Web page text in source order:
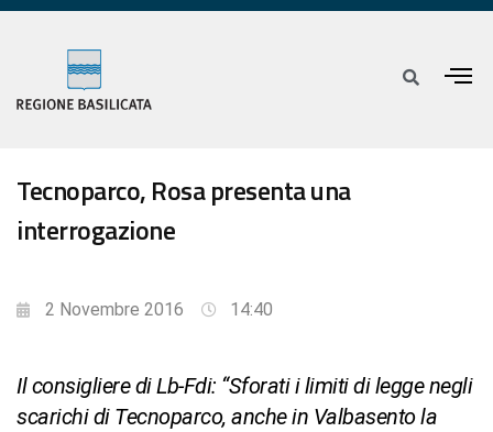
Tecnoparco, Rosa presenta una
interrogazione
2 Novembre 2016 14:40
Il consigliere di Lb-Fdi: “Sforati i limiti di legge negli
scarichi di Tecnoparco, anche in Valbasento la